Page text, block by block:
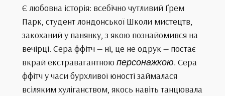
Є любовна історія: всебічно чутливий Ґрем
Парк, студент лондонської Школи мистецтв,
закоханий у панянку, з якою познайомився на
вечірці. Сера ффітч — ні, це не одрук — постає
вкрай екстравагантною персонажкою. Сера
ффітч у часи бурхливої юності займалася
всіляким хуліганством, якось навіть танцювала